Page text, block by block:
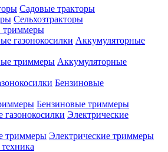
Садовые тракторы
Сельхозтракторы
триммеры
Аккумуляторные
Аккумуляторные
Бензиновые
Бензиновые триммеры
Электрические
Электрические триммеры